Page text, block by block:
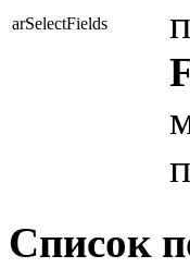
arSelectFields
Список